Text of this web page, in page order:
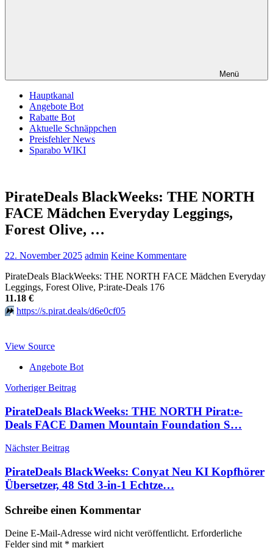
Menü
Hauptkanal
Angebote Bot
Rabatte Bot
Aktuelle Schnäppchen
Preisfehler News
Sparabo WIKI
PirateDeals BlackWeeks: THE NORTH
FACE Mädchen Everyday Leggings,
Forest Olive, …
22. November 2025 admin Keine Kommentare
PirateDeals BlackWeeks: THE NORTH FACE Mädchen Everyday
Leggings, Forest Olive, P:irate-Deals 176
11.18 €
⏩️ https://s.pirat.deals/d6e0cf05
View Source
Angebote Bot
Beitragsnavigation
Vorheriger Beitrag
PirateDeals BlackWeeks: THE NORTH Pirat:e-
Deals FACE Damen Mountain Foundation S…
Nächster Beitrag
PirateDeals BlackWeeks: Conyat Neu KI Kopfhörer
Übersetzer, 48 Std 3-in-1 Echtze…
Schreibe einen Kommentar
Deine E-Mail-Adresse wird nicht veröffentlicht. Erforderliche
Felder sind mit * markiert